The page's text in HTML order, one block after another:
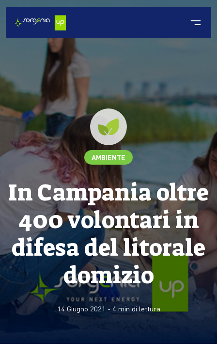
AMBIENTE
In Campania oltre
400 volontari in
difesa del litorale
domizio
14 Giugno 2021 - 4min di lettura